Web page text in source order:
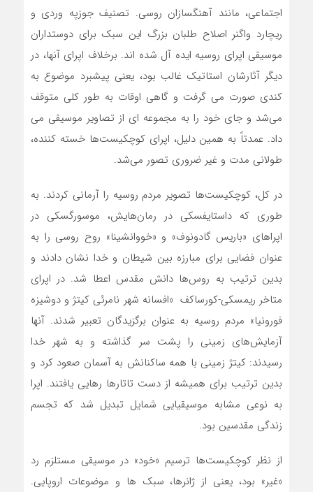
اجتماعی، مانند آهنگسازان روسی. تصنیف جوزپه وردی و
ریچارد واگنر اصلاح طلبان بزرگ این سبک برای دوستداران
موسیقی اپرای روسیه ایده آل شده اند. برخلاف اپرای آنها، در
دیگر آثارشان استاتیک غالب بود، یعنی پیشبرد موضوع به
کندی صورت می گرفت و گاهی اوقات به طور کلی متوقف
می‌شد و جای خود را به مجموعه ای از تصاویر موسیقی می
داد. عمدتاً به همین دلیل، اپرای کوچکیست‌ها خسته کننده،
طولانی مدت و غیر ضروری تصور می‌شد.
در کل، کوچکیست‌ها تصویر مردم روسیه را آرمانی کردند. به
طوری که داستایفسکی در رمان‌هایش، موسورگسکی در
اپراهای «باریس گادونوف» و «خووانشینا» روح روسی را به
عنوان فضایی برای مبارزه بین شیطان و خدا نشان دادند و
بدین ترتیب به روس‌ها دانش مقدس اعطا شد. در اپرای
متاخر ریمسکی-کورساکف «افسانه شهر نامرئی کیتژ و دوشیزه
فورونیا» مردم روسیه به عنوان برگزیدگان تعبیر شدند. آنها
آزمایش‌های زمینی را پشت سر گذاشته و به شهر خدا
رسیدند: کیتژ زمینی با همه ساکنانش به آسمان صعود کرد و
بدین ترتیب برای همیشه از دست تاتارها رهایی یافتند. اپرا
به نوعی مشابه موسیقیایی شمایل تبدیل شد که تجسم
زندگی مقدسین بود.
از نظر کوچکیست‌ها ترسیم «خود» در موسیقی مستلزم رد
«غیر» بود، یعنی از ژانرها، سبک ها و موضوعات اروپایی.